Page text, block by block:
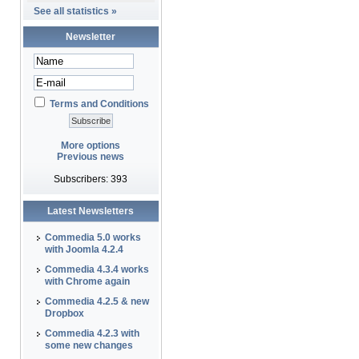
See all statistics »
Newsletter
Terms and Conditions
More options
Previous news
Subscribers: 393
Latest Newsletters
Commedia 5.0 works
with Joomla 4.2.4
Commedia 4.3.4 works
with Chrome again
Commedia 4.2.5 & new
Dropbox
Commedia 4.2.3 with
some new changes